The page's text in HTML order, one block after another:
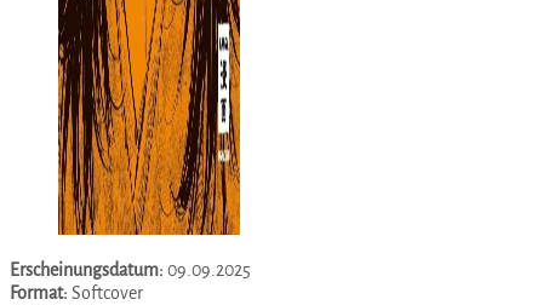
Erscheinungsdatum: 09.09.2025
Format: Softcover